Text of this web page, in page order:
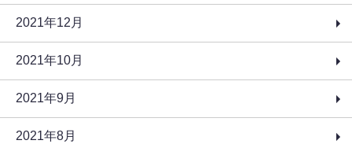
2021年12月
2021年10月
2021年9月
2021年8月